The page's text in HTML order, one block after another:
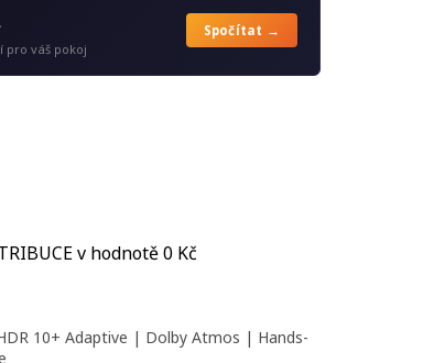
pro váš pokoj
Spočítat →
v hodnotě 0 Kč
10+ Adaptive | Dolby Atmos | Hands-